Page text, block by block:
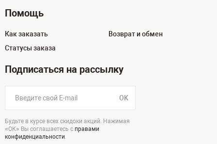
Помощь
Как заказать
Статусы заказа
Возврат и обмен
Подписаться на рассылку
OK
Будьте в курсе всех скидоки акций. Нажимая
«ОК» Вы соглашаетесь с правами
конфиденциальности.